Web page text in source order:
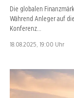
Die globalen
Während Anleger auf
Konferenz…
18.08.2025, 19:00 Uhr